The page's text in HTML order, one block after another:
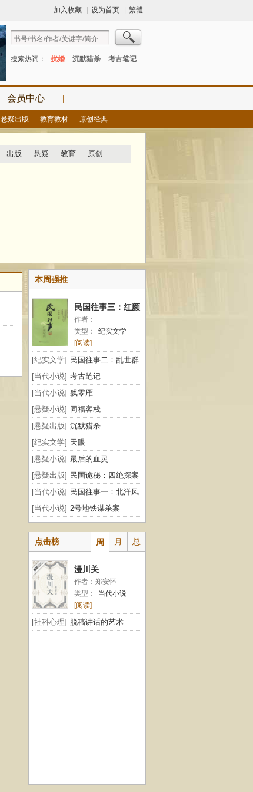
加入收藏 设为首页 繁體
搜索热词： 扰婚 沉默猎杀 考古笔记
会员中心 |
悬疑出版 教育教材 原创经典
出版 悬疑 教育 原创
本周强推
民国往事三：红颜
纪闻
作者：
类型：
纪实文学
[阅读]
[纪实文学] 民国往事二：乱世群
雄
[当代小说] 考古笔记
[当代小说] 飘零雁
[悬疑小说] 同福客栈
[悬疑出版] 沉默猎杀
[纪实文学] 天眼
[悬疑小说] 最后的血灵
[悬疑出版] 民国诡秘：四绝探案
[当代小说] 民国往事一：北洋风
云
[当代小说] 2号地铁谋杀案
点击榜 周 月 总
漫川关
作者：郑安怀
类型：
当代小说
[阅读]
[社科心理] 脱稿讲话的艺术